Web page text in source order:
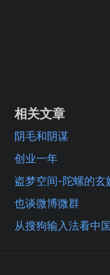
相关文章
阴毛和阴谋
创业一年
盗梦空间-陀螺的玄
也谈微博微群
从搜狗输入法看中